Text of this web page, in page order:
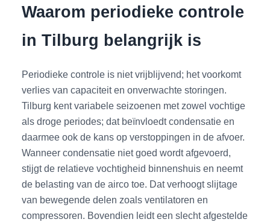
Waarom periodieke controle
in Tilburg belangrijk is
Periodieke controle is niet vrijblijvend; het voorkomt
verlies van capaciteit en onverwachte storingen.
Tilburg kent variabele seizoenen met zowel vochtige
als droge periodes; dat beïnvloedt condensatie en
daarmee ook de kans op verstoppingen in de afvoer.
Wanneer condensatie niet goed wordt afgevoerd,
stijgt de relatieve vochtigheid binnenshuis en neemt
de belasting van de airco toe. Dat verhoogt slijtage
van bewegende delen zoals ventilatoren en
compressoren. Bovendien leidt een slecht afgestelde